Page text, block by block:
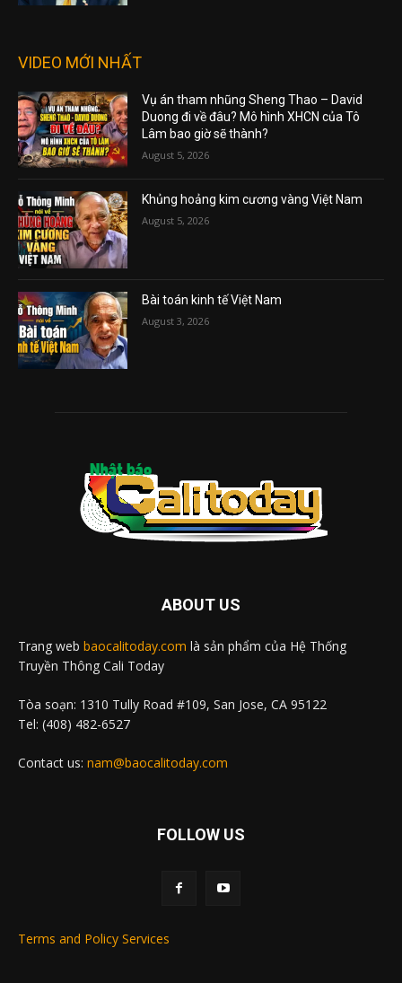
VIDEO MỚI NHẤT
Vụ án tham nhũng Sheng Thao – David
Duong đi về đâu? Mô hình XHCN của Tô
Lâm bao giờ sẽ thành?
August 5, 2026
Khủng hoảng kim cương vàng Việt Nam
August 5, 2026
Bài toán kinh tế Việt Nam
August 3, 2026
ABOUT US
Trang web baocalitoday.com là sản phẩm của Hệ Thống
Truyền Thông Cali Today
Tòa soạn: 1310 Tully Road #109, San Jose, CA 95122
Tel: (408) 482-6527
Contact us: nam@baocalitoday.com
FOLLOW US
Terms and Policy Services